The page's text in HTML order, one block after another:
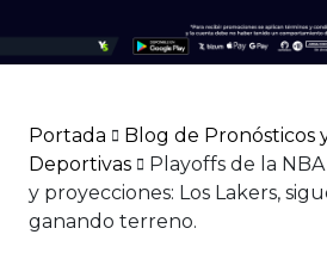
Portada
Blog de Pronósticos
Deportivas
Playoffs de la
y proyecciones: Los Lakers,
ganando terreno.